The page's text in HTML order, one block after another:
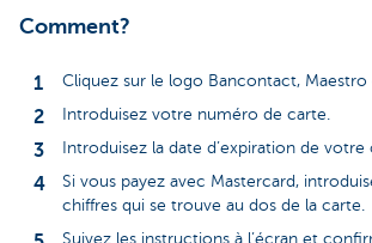
Comment?
Cliquez sur le logo Bancontact, Maestro
Introduisez votre numéro de carte.
Introduisez la date d’expiration de votre
Si vous payez avec Mastercard,
chiffres qui se trouve au dos de la carte.
Suivez les instructions à l’écran et